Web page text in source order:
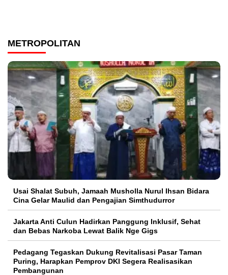
METROPOLITAN
Usai Shalat Subuh, Jamaah Musholla Nurul Ihsan Bidara
Cina Gelar Maulid dan Pengajian Simthudurror
Jakarta Anti Culun Hadirkan Panggung Inklusif, Sehat
dan Bebas Narkoba Lewat Balik Nge Gigs
Pedagang Tegaskan Dukung Revitalisasi Pasar Taman
Puring, Harapkan Pemprov DKI Segera Realisasikan
Pembangunan